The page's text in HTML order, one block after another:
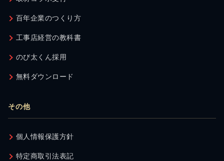
百年企業のつくり方
工事店経営の教科書
のび太くん採用
無料ダウンロード
その他
個人情報保護方針
特定商取引法表記